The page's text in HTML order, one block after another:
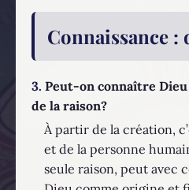
Connaissance :
3. Peut-on connaître
de la raison?
À partir de la création,
et de la personne
seule raison, peut avec